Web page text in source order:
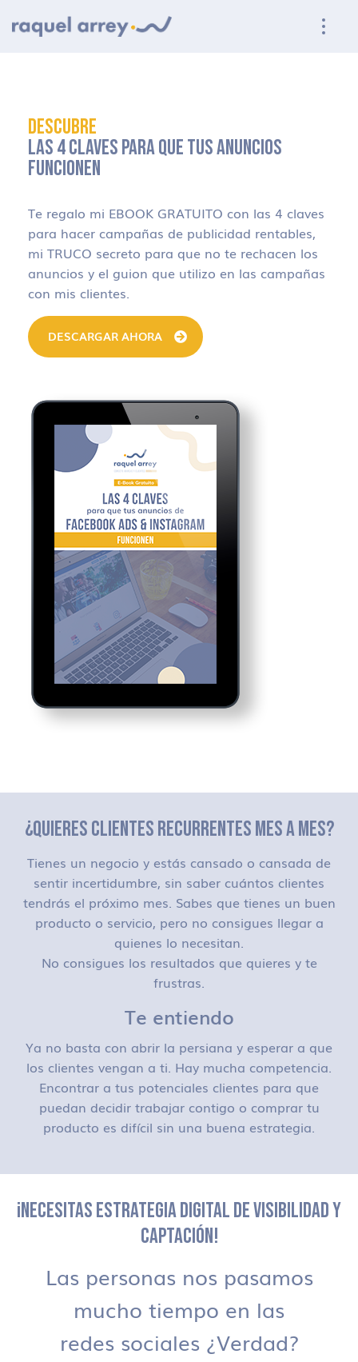
DESCUBRE
LAS 4 CLAVES PARA QUE TUS ANUNCIOS
FUNCIONEN
Te regalo mi EBOOK GRATUITO con las 4 claves
para hacer campañas de publicidad rentables,
mi TRUCO secreto para que no te rechacen los
anuncios y el guion que utilizo en las campañas
con mis clientes.
DESCARGAR AHORA
¿QUIERES CLIENTES RECURRENTES MES A MES?
Tienes un negocio y estás cansado o cansada de
sentir incertidumbre, sin saber cuántos clientes
tendrás el próximo mes. Sabes que tienes un buen
producto o servicio, pero no consigues llegar a
quienes lo necesitan.
No consigues los resultados que quieres y te
frustras.
Te entiendo
Ya no basta con abrir la persiana y esperar a que
los clientes vengan a ti. Hay mucha competencia.
Encontrar a tus potenciales clientes para que
puedan decidir trabajar contigo o comprar tu
producto es difícil sin una buena estrategia.
¡NECESITAS ESTRATEGIA DIGITAL DE VISIBILIDAD Y
CAPTACIÓN!
Las personas nos pasamos
mucho tiempo en las
redes sociales ¿Verdad?